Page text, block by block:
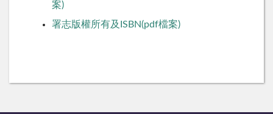
案)
署志版權所有及ISBN(pdf檔案)